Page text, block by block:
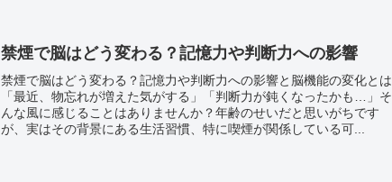
禁煙で脳はどう変わる？記憶力や判断力への影響
禁煙で脳はどう変わる？記憶力や判断力への影響と脳機能の変化とは
「最近、物忘れが増えた気がする」「判断力が鈍くなったかも…」そ
んな風に感じることはありませんか？年齢のせいだと思いがちです
が、実はその背景にある生活習慣、特に喫煙が関係している可...